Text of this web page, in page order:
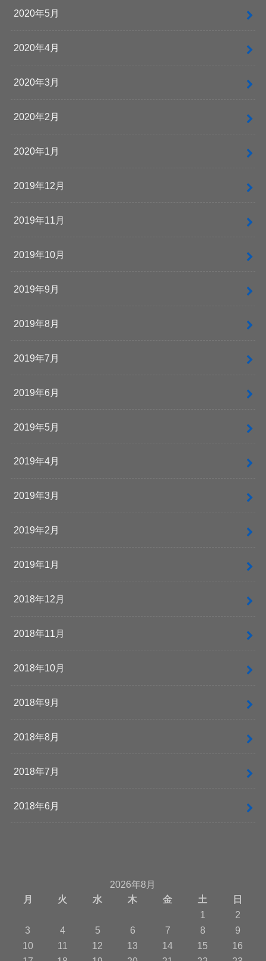
2020年5月
2020年4月
2020年3月
2020年2月
2020年1月
2019年12月
2019年11月
2019年10月
2019年9月
2019年8月
2019年7月
2019年6月
2019年5月
2019年4月
2019年3月
2019年2月
2019年1月
2018年12月
2018年11月
2018年10月
2018年9月
2018年8月
2018年7月
2018年6月
2026年8月
月
火 水 木 金 土
日
1
2
3
4 5 6 7 8
9
10
11 12 13 14 15
16